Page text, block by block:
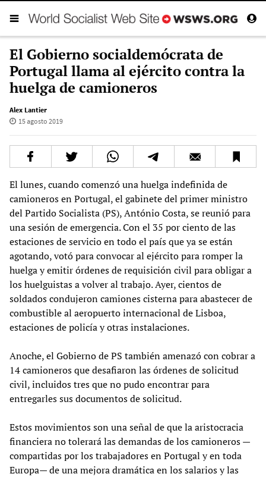
El Gobierno socialdemócrata de
Portugal llama al ejército contra la
huelga de camioneros
Alex Lantier
15 agosto 2019
El lunes, cuando comenzó una huelga indefinida de
camioneros en Portugal, el gabinete del primer ministro
del Partido Socialista (PS), António Costa, se reunió para
una sesión de emergencia. Con el 35 por ciento de las
estaciones de servicio en todo el país que ya se están
agotando, votó para convocar al ejército para romper la
huelga y emitir órdenes de requisición civil para obligar a
los huelguistas a volver al trabajo. Ayer, cientos de
soldados condujeron camiones cisterna para abastecer de
combustible al aeropuerto internacional de Lisboa,
estaciones de policía y otras instalaciones.
Anoche, el Gobierno de PS también amenazó con cobrar a
14 camioneros que desafiaron las órdenes de solicitud
civil, incluidos tres que no pudo encontrar para
entregarles sus documentos de solicitud.
Estos movimientos son una señal de que la aristocracia
financiera no tolerará las demandas de los camioneros —
compartidas por los trabajadores en Portugal y en toda
Europa— de una mejora dramática en los salarios y las